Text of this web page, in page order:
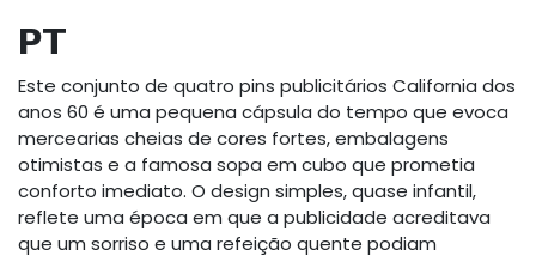
PT
Este conjunto de quatro pins publicitários California dos
anos 60 é uma pequena cápsula do tempo que evoca
mercearias cheias de cores fortes, embalagens
otimistas e a famosa sopa em cubo que prometia
conforto imediato. O design simples, quase infantil,
reflete uma época em que a publicidade acreditava
que um sorriso e uma refeição quente podiam